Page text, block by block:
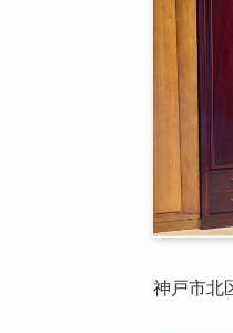
神戸市北